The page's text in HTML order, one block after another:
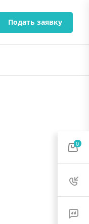
Подать заявку
0